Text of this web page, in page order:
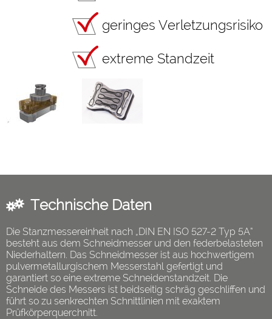
geringes Verletzungsrisiko
extreme Standzeit
Technische Daten
Die Stanzmessereinheit nach „DIN EN ISO 527-2 Typ 5A“
besteht aus dem Schneidmesser und den federbelasteten
Niederhaltern. Das Schneidmesser ist aus hochwertigem
pulvermetallurgischem Messerstahl gefertigt und
garantiert so eine extreme Schneidenstandzeit. Die
Schneide des Messers ist beidseitig schräg geschliffen und
führt so zu senkrechten Schnittlinien mit exaktem
Prüfkörperquerchnitt.